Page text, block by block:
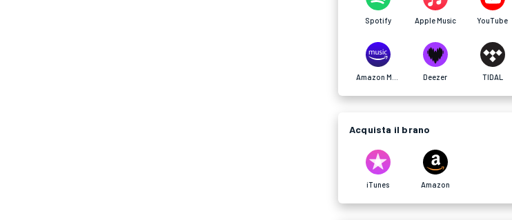
Spotify Apple Music YouTube
Deezer TIDAL
Acquista il brano
iTunes Amazon